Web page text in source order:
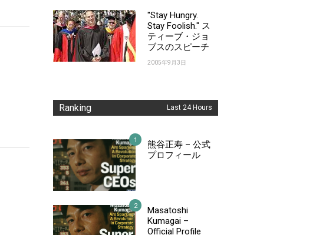
"Stay Hungry.
Stay Foolish." ス
ティーブ・ジョ
ブスのスピーチ
2005年9月3日
Ranking Last 24 Hours
熊谷正寿 – 公式
プロフィール
Masatoshi
Kumagai –
Official Profile